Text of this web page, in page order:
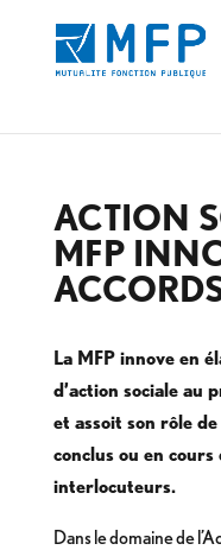
ACTION
MFP
La MFP innove en
d’action sociale au
et assoit son rôle
conclus ou en
interlocuteurs.
Dans le domaine de